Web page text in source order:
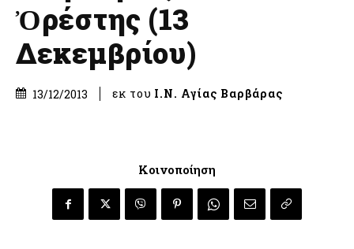
Ὀρέστης (13
Δεκεμβρίου)
13/12/2013 εκ του Ι.Ν. Αγίας Βαρβάρας
Κοινοποίηση